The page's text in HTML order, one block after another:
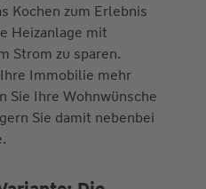
Kochen zum Erlebnis
Heizanlage mit
Strom zu sparen.
Immobilie mehr
Sie Ihre Wohnwünsche
Sie damit nebenbei